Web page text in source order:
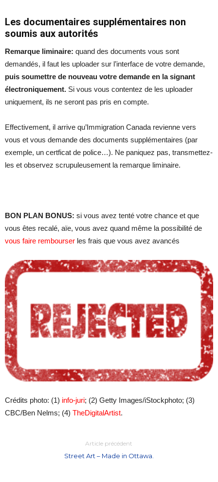
Les documentaires supplémentaires non
soumis aux autorités
Remarque liminaire: quand des documents vous sont
demandés, il faut les uploader sur l’interface de votre demande,
puis soumettre de nouveau votre demande en la signant
électroniquement. Si vous vous contentez de les uploader
uniquement, ils ne seront pas pris en compte.
Effectivement, il arrive qu’Immigration Canada revienne vers
vous et vous demande des documents supplémentaires (par
exemple, un certficat de police…). Ne paniquez pas, transmettez-
les et observez scrupuleusement la remarque liminaire.
BON PLAN BONUS: si vous avez tenté votre chance et que
vous êtes recalé, aïe, vous avez quand même la possibilité de
vous faire rembourser les frais que vous avez avancés
Crédits photo: (1) info-juri; (2) Getty Images/iStockphoto; (3)
CBC/Ben Nelms; (4) TheDigitalArtist.
Article précédent
Street Art – Made in Ottawa.